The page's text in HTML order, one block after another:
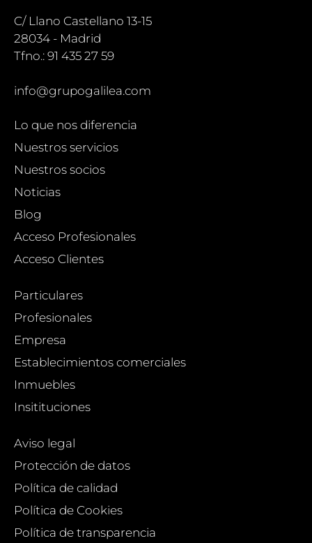
C/ Llano Castellano 13-15
28034 - Madrid
Tfno.: 91 435 27 59
info@grupogalilea.com
Lo que nos diferencia
Nuestros servicios
Nuestros socios
Noticias
Blog
Acceso Profesionales
Acceso Clientes
Particulares
Profesionales
Empresa
Establecimientos comerciales
Inmuebles
Insitituciones
Aviso legal
Protección de datos
Política de calidad
Política de Cookies
Política de transparencia